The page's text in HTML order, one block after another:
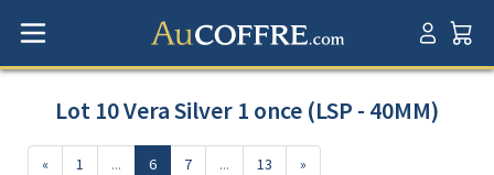
Lot 10 Vera Silver 1 once (LSP - 40MM)
« 1 ... 6 7 ... 13 »